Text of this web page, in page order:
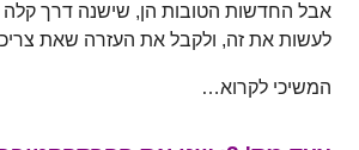
אבל החדשות הטובות הן, שישנה דרך קלה
לעשות את זה, ולקבל את העזרה שאת
המשיכי לקרוא…